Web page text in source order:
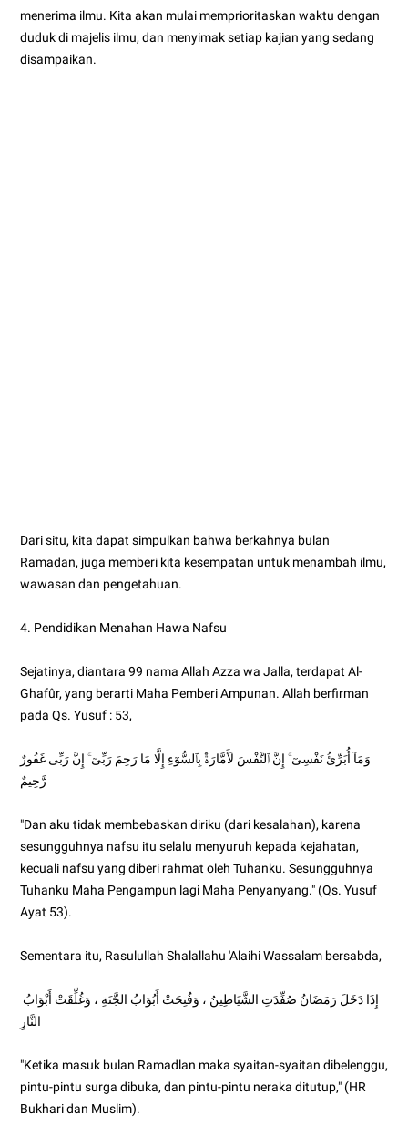
menerima ilmu. Kita akan mulai memprioritaskan waktu dengan
duduk di majelis ilmu, dan menyimak setiap kajian yang sedang
disampaikan.
Dari situ, kita dapat simpulkan bahwa berkahnya bulan
Ramadan, juga memberi kita kesempatan untuk menambah ilmu,
wawasan dan pengetahuan.
4. Pendidikan Menahan Hawa Nafsu
Sejatinya, diantara 99 nama Allah Azza wa Jalla, terdapat Al-
Ghafûr, yang berarti Maha Pemberi Ampunan. Allah berfirman
pada Qs. Yusuf : 53,
وَمَآ أُبَرِّئُ نَفْسِىٓ ۚ إِنَّ ٱلنَّفْسَ لَأَمَّارَةٌۢ بِٱلسُّوٓءِ إِلَّا مَا رَحِمَ رَبِّىٓ ۚ إِنَّ رَبِّى غَفُورٌ
رَّحِيمٌ
"Dan aku tidak membebaskan diriku (dari kesalahan), karena
sesungguhnya nafsu itu selalu menyuruh kepada kejahatan,
kecuali nafsu yang diberi rahmat oleh Tuhanku. Sesungguhnya
Tuhanku Maha Pengampun lagi Maha Penyanyang." (Qs. Yusuf
Ayat 53).
Sementara itu, Rasulullah Shalallahu 'Alaihi Wassalam bersabda,
النَّارِ
"Ketika masuk bulan Ramadlan maka syaitan-syaitan dibelenggu,
pintu-pintu surga dibuka, dan pintu-pintu neraka ditutup," (HR
Bukhari dan Muslim).